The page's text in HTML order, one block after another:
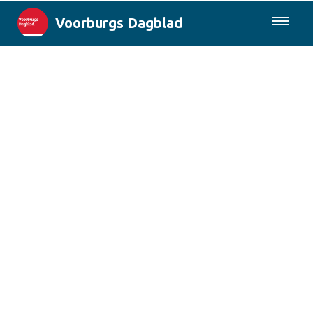
Voorburgs Dagblad